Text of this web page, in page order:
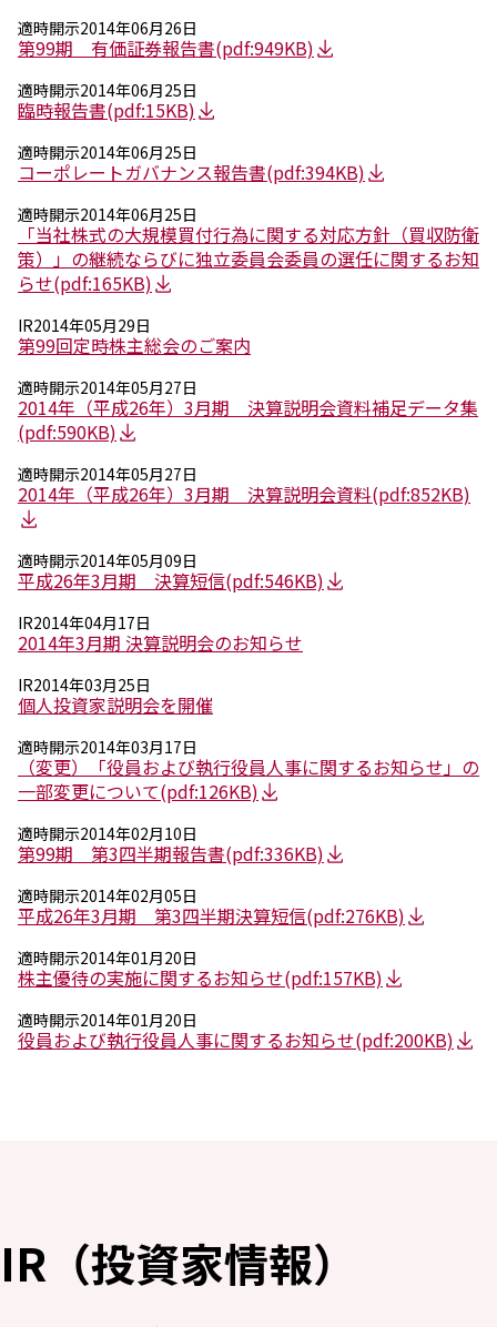
IR（投資家情報）
IRニュース：2026年
IRライブラリー
個人株主・投資家の皆様へ
財務情報
サステナビリティ
NAGASEグループのサステナビリティ
トップメッセージ
統合報告書
社会
ガバナンス
サステナビリティデータ集
社会貢献活動
アスリート支援
外部評価とイニシアチブ
各種対照表
サステナビリティサイトについて
採用情報
新卒採用（総合・事務職）
キャリア採用
適時開示2014年06月26日
第99期 有価証券報告書(pdf:949KB)
適時開示2014年06月25日
臨時報告書(pdf:15KB)
適時開示2014年06月25日
コーポレートガバナンス報告書(pdf:394KB)
適時開示2014年06月25日
「当社株式の大規模買付行為に関する対応方針（買収防衛
策）」の継続ならびに独立委員会委員の選任に関するお知
らせ(pdf:165KB)
IR2014年05月29日
第99回定時株主総会のご案内
適時開示2014年05月27日
2014年（平成26年）3月期 決算説明会資料補足データ集
(pdf:590KB)
適時開示2014年05月27日
2014年（平成26年）3月期 決算説明会資料(pdf:852KB)
適時開示2014年05月09日
平成26年3月期 決算短信(pdf:546KB)
IR2014年04月17日
2014年3月期 決算説明会のお知らせ
IR2014年03月25日
個人投資家説明会を開催
適時開示2014年03月17日
（変更）「役員および執行役員人事に関するお知らせ」の
一部変更について(pdf:126KB)
適時開示2014年02月10日
第99期 第3四半期報告書(pdf:336KB)
適時開示2014年02月05日
平成26年3月期 第3四半期決算短信(pdf:276KB)
適時開示2014年01月20日
株主優待の実施に関するお知らせ(pdf:157KB)
適時開示2014年01月20日
役員および執行役員人事に関するお知らせ(pdf:200KB)
IR（投資家情報）